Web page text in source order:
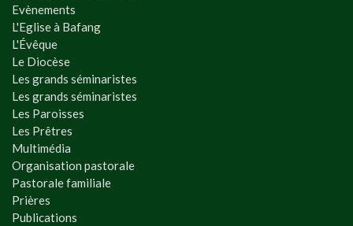
Evènements
L'Eglise à Bafang
L'Évêque
Le Diocèse
Les grands séminaristes
Les grands séminaristes
Les Paroisses
Les Prêtres
Multimédia
Organisation pastorale
Pastorale familiale
Prières
Publications